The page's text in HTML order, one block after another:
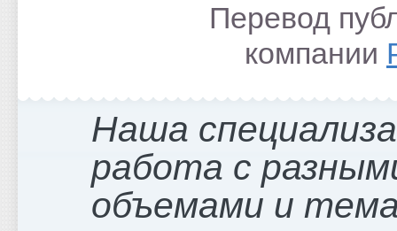
Перевод
компании
Наша
работа с
объемами и